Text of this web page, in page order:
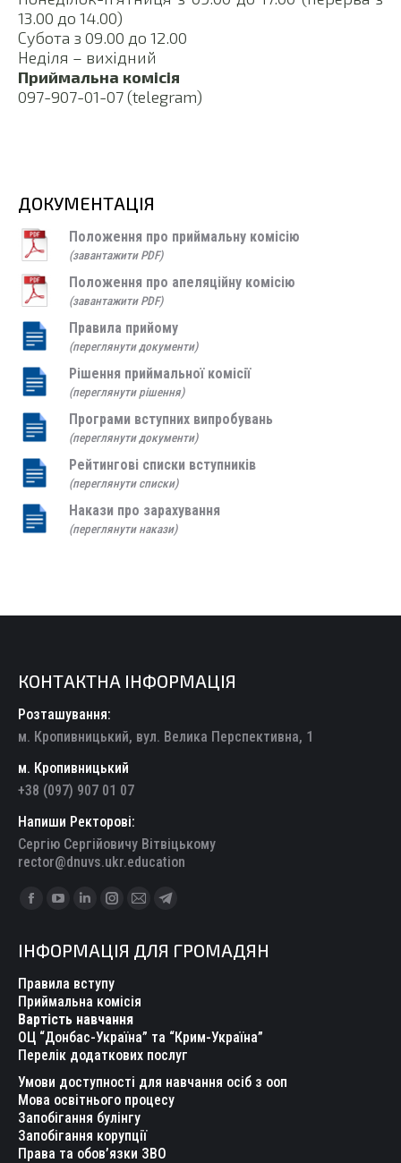
13.00 до 14.00)
Субота з 09.00 до 12.00
Неділя – вихідний
Приймальна комісія
097-907-01-07 (telegram)
ДОКУМЕНТАЦІЯ
Положення про приймальну комісію
(завантажити PDF)
Положення про апеляційну комісію
(завантажити PDF)
Правила прийому
(переглянути документи)
Рішення приймальної комісії
(переглянути рішення)
Програми вступних випробувань
(переглянути документи)
Рейтингові списки вступників
(переглянути списки)
Накази про зарахування
(переглянути накази)
КОНТАКТНА ІНФОРМАЦІЯ
Розташування:
м. Кропивницький, вул. Велика Перспективна, 1
м. Кропивницький
+38 (097) 907 01 07
Напиши Ректорові:
Сергію Сергійовичу Вітвіцькому
rector@dnuvs.ukr.education
Find us on:
Facebook
opens
in
new
window
YouTube
opens
in
new
window
Linkedin
opens
in
new
window
Instagram
opens
in
new
window
Mail
opens
new
Telegram
opens
ІНФОРМАЦІЯ ДЛЯ ГРОМАДЯН
Правила вступу
Приймальна комісія
Вартість навчання
ОЦ “Донбас-Україна” та “Крим-Україна”
Перелік додаткових послуг
Умови доступності для навчання осіб з ооп
Мова освітнього процесу
Запобігання булінгу
Запобігання корупції
Права та обов’язки ЗВО